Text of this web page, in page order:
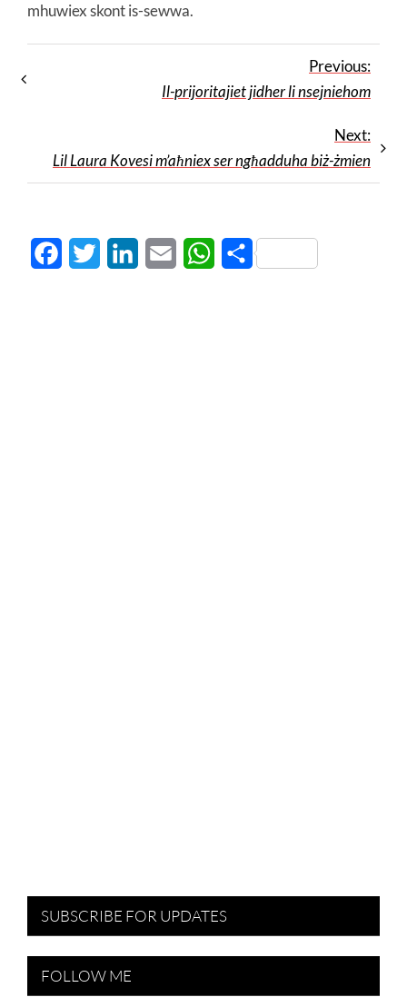
mhuwiex skont is-sewwa.
Previous:
Il-prijoritajiet jidher li nsejniehom
Next:
Lil Laura Kovesi m’aħniex ser ngħadduha biż-żmien
FacebookTwitter LinkedInEmail WhatsApp
Share
SUBSCRIBE FOR UPDATES
FOLLOW ME